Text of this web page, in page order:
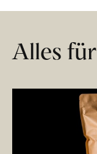
Alles